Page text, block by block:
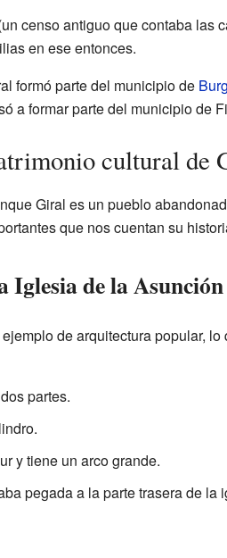
censo antiguo que contaba las
en ese entonces.
formó parte del municipio de
a formar parte del municipio de
cultural de
Giral es un pueblo
que nos cuentan su
Iglesia de la Asunción
de arquitectura popular,
partes.
y tiene un arco grande.
pegada a la parte trasera de la